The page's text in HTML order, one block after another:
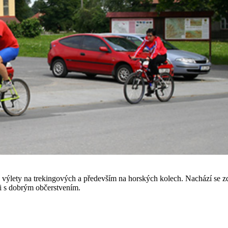
na trekingových a především na horských kolech. Nachází se
dobrým občerstvením.